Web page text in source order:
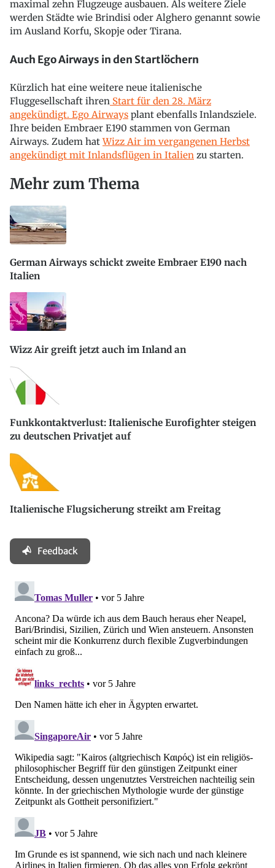
maximal zehn Flugzeuge ausbauen. Als weitere Ziele
werden Städte wie Brindisi oder Alghero genannt sowie
im Ausland Korfu, Skopje oder Tirana.
Auch Ego Airways in den Startlöchern
Kürzlich hat eine weitere neue italienische
Fluggesellschaft ihren Start für den 28. März
angekündigt. Ego Airways plant ebenfalls Inlandsziele.
Ihre beiden Embraer E190 stammen von German
Airways. Zudem hatWizz Air im vergangenen Herbst
angekündigt mit Inlandsflügen in Italien zu starten.
Mehr zum Thema
German Airways schickt zweite Embraer E190 nach
Italien
Wizz Air greift jetzt auch im Inland an
Funkkontaktverlust: Italienische Eurofighter steigen
zu deutschen Privatjet auf
Italienische Flugsicherung streikt am Freitag
Feedback